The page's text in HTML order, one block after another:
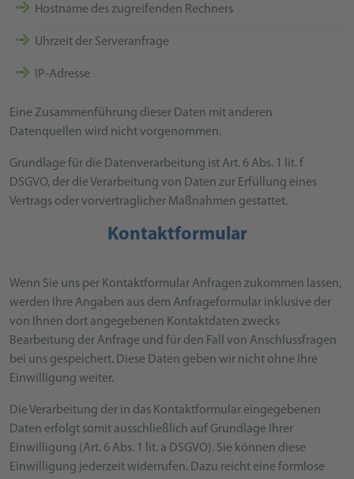
Hostname des zugreifenden Rechners
Uhrzeit der Serveranfrage
IP-Adresse
Eine Zusammenführung dieser Daten mit anderen
Datenquellen wird nicht vorgenommen.
Grundlage für die Datenverarbeitung ist Art. 6 Abs. 1 lit. f
DSGVO, der die Verarbeitung von Daten zur Erfüllung eines
Vertrags oder vorvertraglicher Maßnahmen gestattet.
Kontaktformular
Wenn Sie uns per Kontaktformular Anfragen zukommen lassen,
werden Ihre Angaben aus dem Anfrageformular inklusive der
von Ihnen dort angegebenen Kontaktdaten zwecks
Bearbeitung der Anfrage und für den Fall von Anschlussfragen
bei uns gespeichert. Diese Daten geben wir nicht ohne Ihre
Einwilligung weiter.
Die Verarbeitung der in das Kontaktformular eingegebenen
Daten erfolgt somit ausschließlich auf Grundlage Ihrer
Einwilligung (Art. 6 Abs. 1 lit. a DSGVO). Sie können diese
Einwilligung jederzeit widerrufen. Dazu reicht eine formlose